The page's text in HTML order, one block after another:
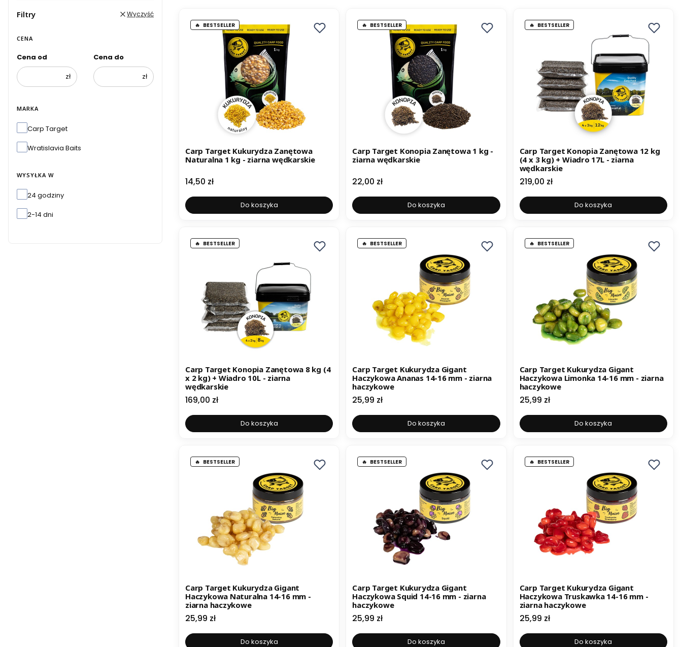
Filtry Wyczyść
CENA
Cena od
zł
Cena do
zł
MARKA
Marka
Carp Target
Wratislavia Baits
WYSYŁKA W
Wysyłka w
24 godziny
2-14 dni
BESTSELLER
Carp Target Kukurydza Zanętowa
Naturalna 1 kg - ziarna wędkarskie
Cena
14,50 zł
Do koszyka
BESTSELLER
Carp Target Konopia Zanętowa 1 kg -
ziarna wędkarskie
Cena
22,00 zł
Do koszyka
BESTSELLER
Carp Target Konopia Zanętowa 12 kg
(4 x 3 kg) + Wiadro 17L - ziarna
wędkarskie
Cena
219,00 zł
Do koszyka
BESTSELLER
Carp Target Konopia Zanętowa 8 kg (4
x 2 kg) + Wiadro 10L - ziarna
wędkarskie
Cena
169,00 zł
Do koszyka
BESTSELLER
Carp Target Kukurydza Gigant
Haczykowa Ananas 14-16 mm - ziarna
haczykowe
Cena
25,99 zł
Do koszyka
BESTSELLER
Carp Target Kukurydza Gigant
Haczykowa Limonka 14-16 mm - ziarna
haczykowe
Cena
25,99 zł
Do koszyka
BESTSELLER
Carp Target Kukurydza Gigant
Haczykowa Naturalna 14-16 mm -
ziarna haczykowe
Cena
25,99 zł
Do koszyka
BESTSELLER
Carp Target Kukurydza Gigant
Haczykowa Squid 14-16 mm - ziarna
haczykowe
Cena
25,99 zł
Do koszyka
BESTSELLER
Carp Target Kukurydza Gigant
Haczykowa Truskawka 14-16 mm -
ziarna haczykowe
Cena
25,99 zł
Do koszyka